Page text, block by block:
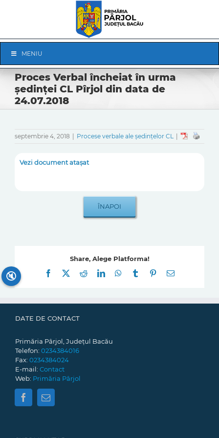
Navigation
MENIU
Proces Verbal încheiat în urma
ședinței CL Pîrjol din data de
24.07.2018
septembrie 4, 2018 Procese verbale ale ședințelor CL
Vezi document atașat
Share, Alege Platforma!
Facebook
RedditLinkedInWhatsApp
Tumblr Pinterest
E-
DATE DE CONTACT
Primăria Pârjol, Județul Bacău
Telefon: 0234384016
Fax: 0234384024
E-mail: Contact
Web: Primăria Pârjol
🔇